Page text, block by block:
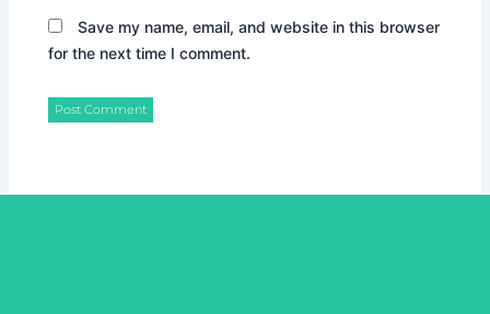
Save my name, email, and website in this browser
for the next time I comment.